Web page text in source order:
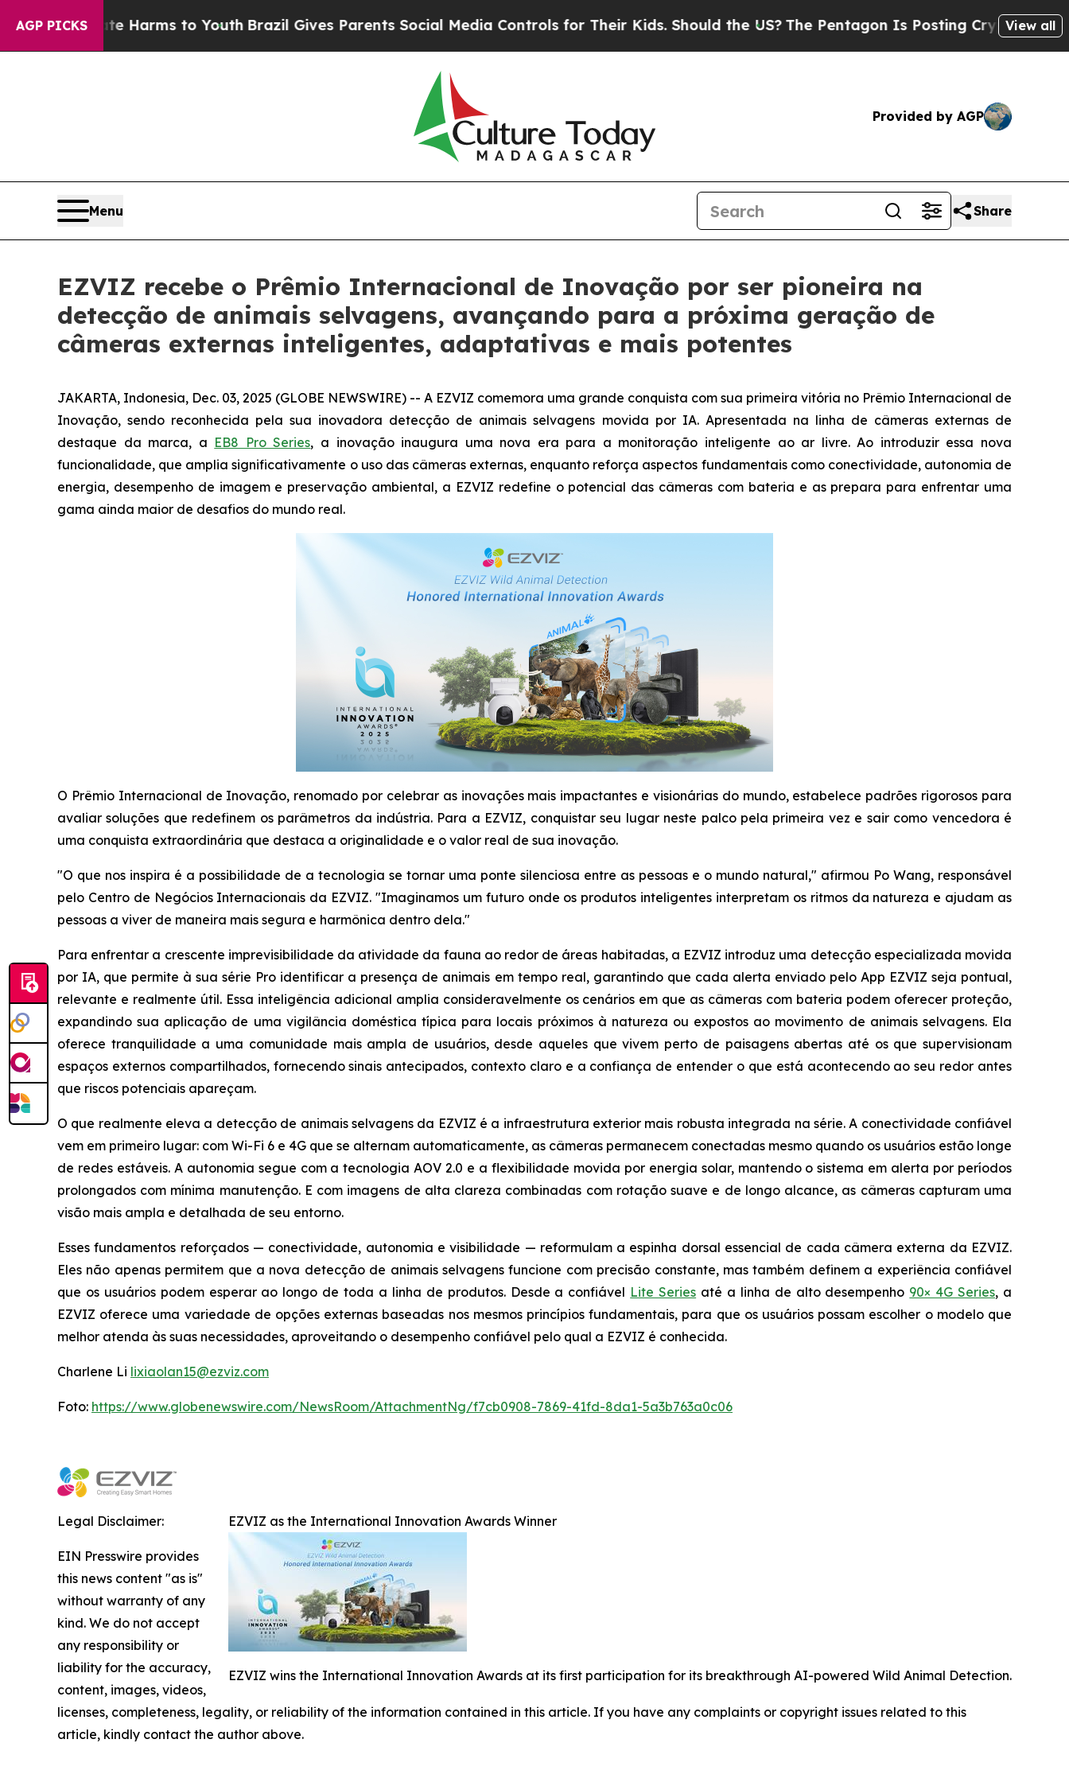
AGP PICKS
Abate Harms to Youth Brazil Gives Parents Social Media Controls for Their Kids. Should the US?The Pentagon Is Posting Cryptic BiblicalView all
Provided by AGP
Menu Share
EZVIZ recebe o Prêmio Internacional de Inovação por ser pioneira na
detecção de animais selvagens, avançando para a próxima geração de
câmeras externas inteligentes, adaptativas e mais potentes
JAKARTA, Indonesia, Dec. 03, 2025 (GLOBE NEWSWIRE) -- A EZVIZ comemora uma grande conquista com sua primeira vitória no Prêmio Internacional de
Inovação, sendo reconhecida pela sua inovadora detecção de animais selvagens movida por IA. Apresentada na linha de câmeras externas de
destaque da marca, a EB8 Pro Series, a inovação inaugura uma nova era para a monitoração inteligente ao ar livre. Ao introduzir essa nova
funcionalidade, que amplia significativamente o uso das câmeras externas, enquanto reforça aspectos fundamentais como conectividade, autonomia de
energia, desempenho de imagem e preservação ambiental, a EZVIZ redefine o potencial das câmeras com bateria e as prepara para enfrentar uma
gama ainda maior de desafios do mundo real.
O Prêmio Internacional de Inovação, renomado por celebrar as inovações mais impactantes e visionárias do mundo, estabelece padrões rigorosos para
avaliar soluções que redefinem os parâmetros da indústria. Para a EZVIZ, conquistar seu lugar neste palco pela primeira vez e sair como vencedora é
uma conquista extraordinária que destaca a originalidade e o valor real de sua inovação.
"O que nos inspira é a possibilidade de a tecnologia se tornar uma ponte silenciosa entre as pessoas e o mundo natural," afirmou Po Wang, responsável
pelo Centro de Negócios Internacionais da EZVIZ. "Imaginamos um futuro onde os produtos inteligentes interpretam os ritmos da natureza e ajudam as
pessoas a viver de maneira mais segura e harmônica dentro dela."
Para enfrentar a crescente imprevisibilidade da atividade da fauna ao redor de áreas habitadas, a EZVIZ introduz uma detecção especializada movida
por IA, que permite à sua série Pro identificar a presença de animais em tempo real, garantindo que cada alerta enviado pelo App EZVIZ seja pontual,
relevante e realmente útil. Essa inteligência adicional amplia consideravelmente os cenários em que as câmeras com bateria podem oferecer proteção,
expandindo sua aplicação de uma vigilância doméstica típica para locais próximos à natureza ou expostos ao movimento de animais selvagens. Ela
oferece tranquilidade a uma comunidade mais ampla de usuários, desde aqueles que vivem perto de paisagens abertas até os que supervisionam
espaços externos compartilhados, fornecendo sinais antecipados, contexto claro e a confiança de entender o que está acontecendo ao seu redor antes
que riscos potenciais apareçam.
O que realmente eleva a detecção de animais selvagens da EZVIZ é a infraestrutura exterior mais robusta integrada na série. A conectividade confiável
vem em primeiro lugar: com Wi-Fi 6 e 4G que se alternam automaticamente, as câmeras permanecem conectadas mesmo quando os usuários estão longe
de redes estáveis. A autonomia segue com a tecnologia AOV 2.0 e a flexibilidade movida por energia solar, mantendo o sistema em alerta por períodos
prolongados com mínima manutenção. E com imagens de alta clareza combinadas com rotação suave e de longo alcance, as câmeras capturam uma
visão mais ampla e detalhada de seu entorno.
Esses fundamentos reforçados — conectividade, autonomia e visibilidade — reformulam a espinha dorsal essencial de cada câmera externa da EZVIZ.
Eles não apenas permitem que a nova detecção de animais selvagens funcione com precisão constante, mas também definem a experiência confiável
que os usuários podem esperar ao longo de toda a linha de produtos. Desde a confiável Lite Series até a linha de alto desempenho 90× 4G Series, a
EZVIZ oferece uma variedade de opções externas baseadas nos mesmos princípios fundamentais, para que os usuários possam escolher o modelo que
melhor atenda às suas necessidades, aproveitando o desempenho confiável pelo qual a EZVIZ é conhecida.
Charlene Li lixiaolan15@ezviz.com
Foto: https://www.globenewswire.com/NewsRoom/AttachmentNg/f7cb0908-7869-41fd-8da1-5a3b763a0c06
EZVIZ as the International Innovation Awards Winner
EZVIZ wins the International Innovation Awards at its first participation for its breakthrough AI-powered Wild Animal Detection.
Legal Disclaimer:
EIN Presswire provides
this news content "as is"
without warranty of any
kind. We do not accept
any responsibility or
liability for the accuracy,
content, images, videos,
licenses, completeness, legality, or reliability of the information contained in this article. If you have any complaints or copyright issues related to this
article, kindly contact the author above.